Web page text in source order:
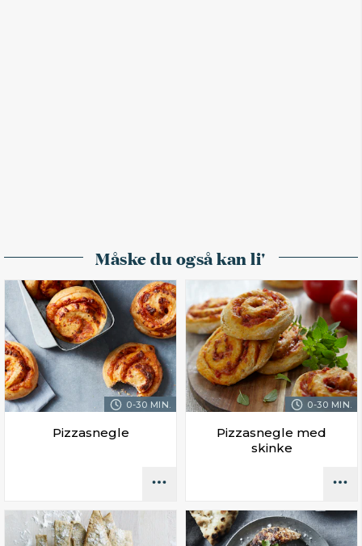
Måske du også kan li'
0-30 MIN.
Pizzasnegle
0-30 MIN.
Pizzasnegle med
skinke